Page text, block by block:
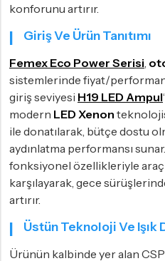
konforunu artırır.
Giriş Ve Ürün Tanıtımı
Femex Eco Power Serisi
sistemlerinde fiyat/
giriş seviyesi H19 LED Ampul
modern LED Xenon
ile donatılarak, bütçe dostu
aydınlatma performansı
fonksiyonel özellikleriyle
karşılayarak, gece
artırır.
Üstün Teknoloji Ve Işık
Ürünün kalbinde yer alan